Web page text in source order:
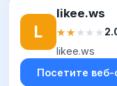
L
likee.ws
★★★★★
★★★★★
likee.ws
Посетите веб-